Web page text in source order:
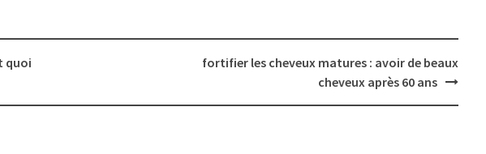
quoi
fortifier les cheveux matures : avoir de beaux
cheveux après 60 ans